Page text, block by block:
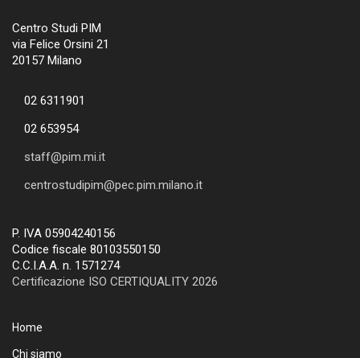
Centro Studi PIM
via Felice Orsini 21
20157 Milano
02 6311901
02 653954
staff@pim.mi.it
centrostudipim@pec.pim.milano.it
P. IVA 05904240156
Codice fiscale 80103550150
C.C.I.A.A. n. 1571274
Certificazione ISO CERTIQUALITY 2026
Home
Chi siamo